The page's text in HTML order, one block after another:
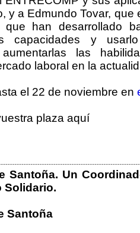
y a Edmundo Tovar,
que han desarrollado
capacidades y
las
laboral en la
el 22 de noviembre en
plaza aquí
Santoña. Un
Solidario.
Santoña